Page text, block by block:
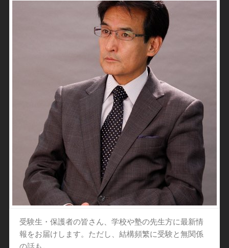
受験生・保護者の皆さん、学校や塾の先生方に最新情
報をお届けします。ただし、結構頻繁に受験と無関係